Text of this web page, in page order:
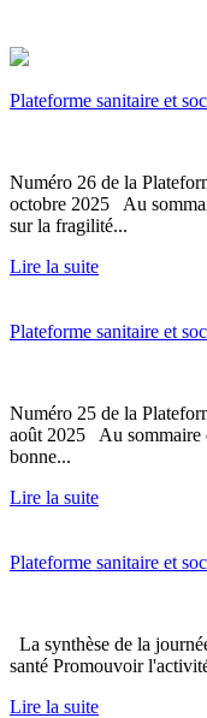
Plateforme sanitaire et
Numéro 26 de la
octobre 2025 Au
sur la fragilité...
Lire la suite
Plateforme sanitaire et
Numéro 25 de la
août 2025 Au
bonne...
Lire la suite
Plateforme sanitaire et
La synthèse de la
santé Promouvoir
Lire la suite